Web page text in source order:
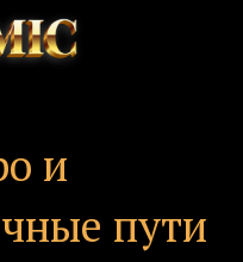
и
пути